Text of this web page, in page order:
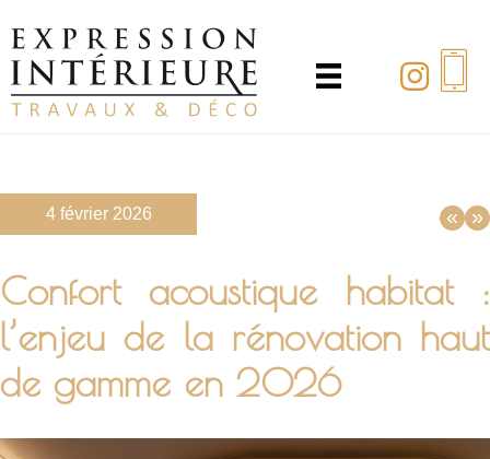
au
contenu
principal
« »
4 février 2026
Confort acoustique habitat :
l’enjeu de la rénovation haut
de gamme en 2026